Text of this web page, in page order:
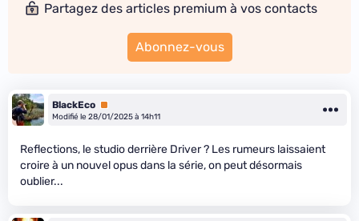
Partagez des articles premium à vos contacts
Abonnez-vous
BlackEco Premium
Modifié le 28/01/2025 à 14h11
Reflections, le studio derrière Driver ? Les rumeurs laissaient
croire à un nouvel opus dans la série, on peut désormais
oublier...